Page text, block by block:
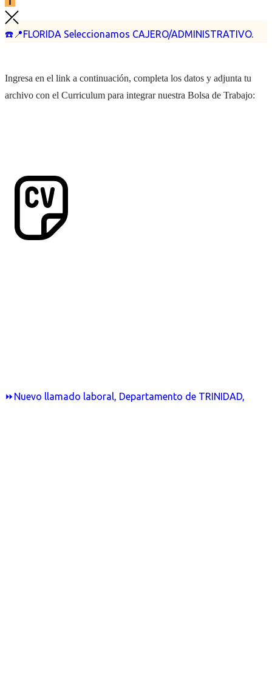
☎️📍FLORIDA Seleccionamos CAJERO/ADMINISTRATIVO.
⏩Nuevo llamado laboral, Departamento de TRINIDAD,
Ingresa en el link a continuación, completa los datos y adjunta tu
archivo con el Curriculum para integrar nuestra Bolsa de Trabajo: